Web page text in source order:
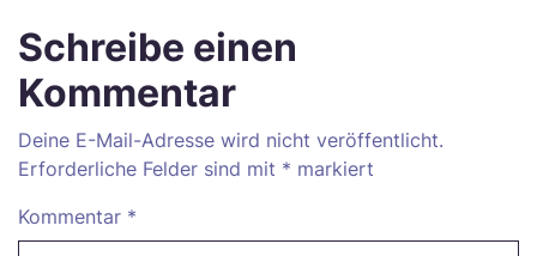
Schreibe einen
Kommentar
Deine E-Mail-Adresse wird nicht veröffentlicht.
Erforderliche Felder sind mit * markiert
Kommentar *